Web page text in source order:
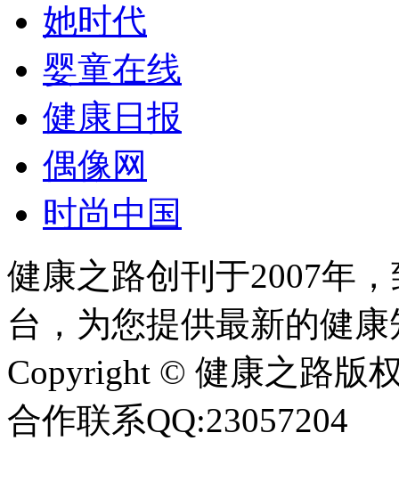
她时代
婴童在线
健康日报
偶像网
时尚中国
健康之路创刊于2007年
台，为您提供最新的健康
Copyright © 健康之路版
合作联系QQ:23057204